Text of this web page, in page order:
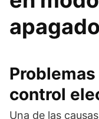
control
Una de las